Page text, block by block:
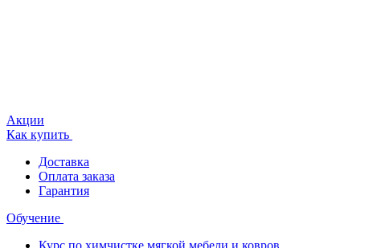
Акции
Как купить
Доставка
Оплата заказа
Гарантия
Обучение
Курс по химчистке мягкой мебели и ковров